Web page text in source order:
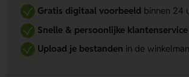
Gratis digitaal voorbeeldbinnen 24
Snelle & persoonlijke klantenservice
Upload je bestanden in de